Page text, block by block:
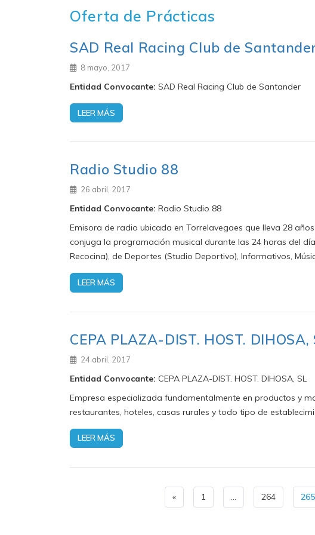
Oferta de Prácticas
SAD Real Racing Club de
8 mayo, 2017
Entidad Convocante: SAD Real Racing Club de Santander
LEER MÁS
Radio Studio 88
26 abril, 2017
Entidad Convocante: Radio Studio 88
Emisora de radio ubicada en Torrelavegaes que lleva 28
conjuga la programación musical durante las 24 horas del
Recocina), de Deportes (Studio Deportivo), Informativos,
LEER MÁS
CEPA PLAZA-DIST. HOST. DIHOSA,
24 abril, 2017
Entidad Convocante: CEPA PLAZA-DIST. HOST. DIHOSA, SL
Empresa especializada fundamentalmente en productos y
restaurantes, hoteles, casas rurales y todo tipo de
LEER MÁS
« 1 … 264 265